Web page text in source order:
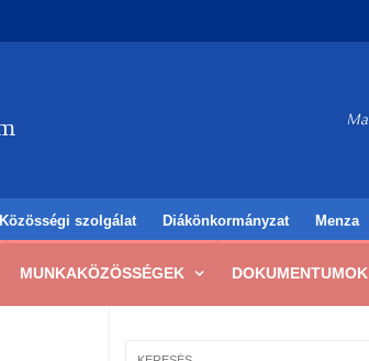
Közösségi szolgálat Diákönkormányzat Menza
MUNKAKÖZÖSSÉGEK DOKUMENTUMOK